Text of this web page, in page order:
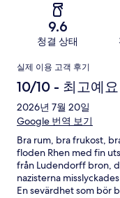
9.6
청결 상태
이
용
후
기
실제 이용 고객 후기
10/10 - 최고예요
2026년 7월 20일
Google 번역 보기
Bra rum, bra frukost,
floden Rhen med fin
från Ludendorff bron,
nazisterna
En sevärdhet som bör